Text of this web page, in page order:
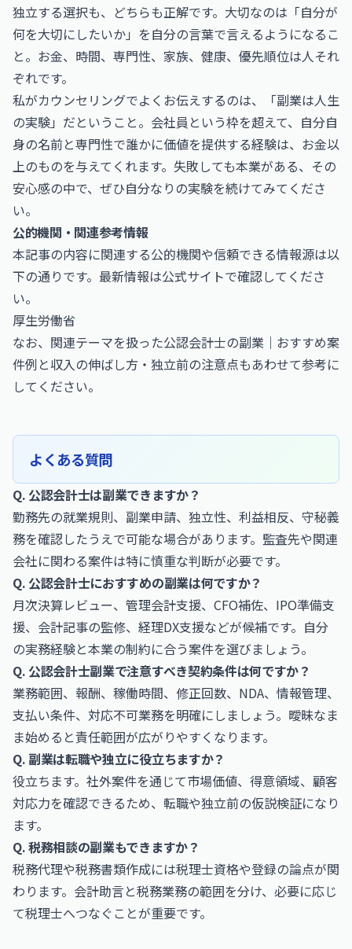
独立する選択も、どちらも正解です。大切なのは「自分が
何を大切にしたいか」を自分の言葉で言えるようになるこ
と。お金、時間、専門性、家族、健康、優先順位は人それ
ぞれです。
私がカウンセリングでよくお伝えするのは、「副業は人生
の実験」だということ。会社員という枠を超えて、自分自
身の名前と専門性で誰かに価値を提供する経験は、お金以
上のものを与えてくれます。失敗しても本業がある、その
安心感の中で、ぜひ自分なりの実験を続けてみてくださ
い。
公的機関・関連参考情報
本記事の内容に関連する公的機関や信頼できる情報源は以
下の通りです。最新情報は公式サイトで確認してくださ
い。
厚生労働省
なお、関連テーマを扱った公認会計士の副業｜おすすめ案
件例と収入の伸ばし方・独立前の注意点もあわせて参考に
してください。
よくある質問
Q. 公認会計士は副業できますか？
勤務先の就業規則、副業申請、独立性、利益相反、守秘義
務を確認したうえで可能な場合があります。監査先や関連
会社に関わる案件は特に慎重な判断が必要です。
Q. 公認会計士におすすめの副業は何ですか？
月次決算レビュー、管理会計支援、CFO補佐、IPO準備支
援、会計記事の監修、経理DX支援などが候補です。自分
の実務経験と本業の制約に合う案件を選びましょう。
Q. 公認会計士副業で注意すべき契約条件は何ですか？
業務範囲、報酬、稼働時間、修正回数、NDA、情報管理、
支払い条件、対応不可業務を明確にしましょう。曖昧なま
ま始めると責任範囲が広がりやすくなります。
Q. 副業は転職や独立に役立ちますか？
役立ちます。社外案件を通じて市場価値、得意領域、顧客
対応力を確認できるため、転職や独立前の仮説検証になり
ます。
Q. 税務相談の副業もできますか？
税務代理や税務書類作成には税理士資格や登録の論点が関
わります。会計助言と税務業務の範囲を分け、必要に応じ
て税理士へつなぐことが重要です。